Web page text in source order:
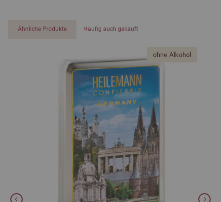
Ähnliche Produkte Häufig auch gekauft
ohne Alkohol